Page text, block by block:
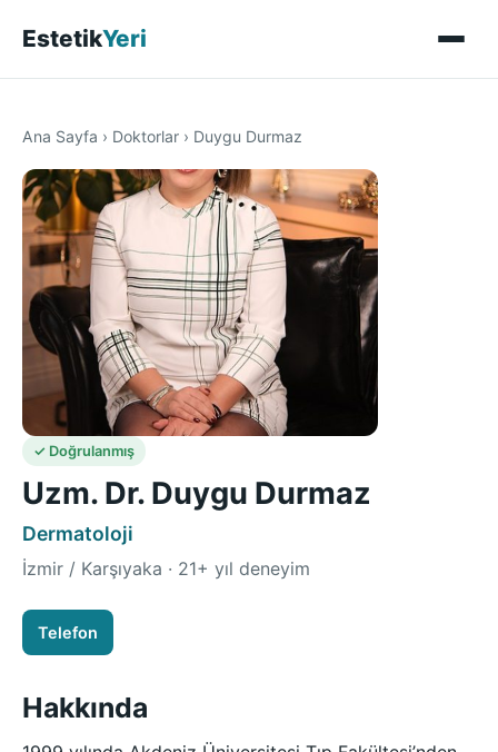
EstetikYeri
Ana Sayfa › Doktorlar › Duygu Durmaz
✓ Doğrulanmış
Uzm. Dr. Duygu Durmaz
Dermatoloji
İzmir / Karşıyaka · 21+ yıl deneyim
Telefon
Hakkında